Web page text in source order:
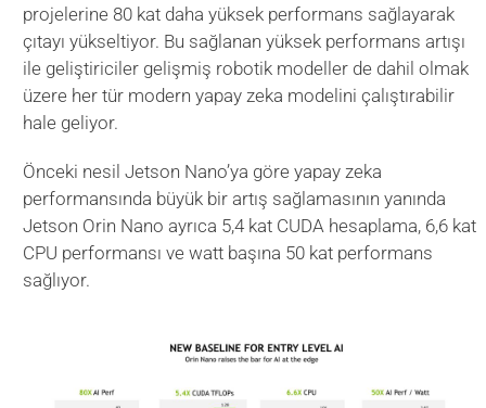
projelerine 80 kat daha yüksek performans sağlayarak
çıtayı yükseltiyor. Bu sağlanan yüksek performans artışı
ile geliştiriciler gelişmiş robotik modeller de dahil olmak
üzere her tür modern yapay zeka modelini çalıştırabilir
hale geliyor.
Önceki nesil Jetson Nano’ya göre yapay zeka
performansında büyük bir artış sağlamasının yanında
Jetson Orin Nano ayrıca 5,4 kat CUDA hesaplama, 6,6 kat
CPU performansı ve watt başına 50 kat performans
sağlıyor.